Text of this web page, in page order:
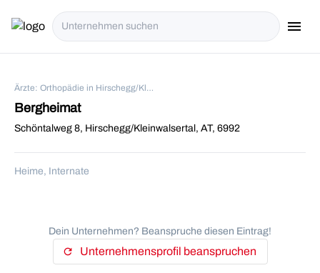
menu
Ärzte: Orthopädie in Hirschegg/Kleinwalsertal
Bergheimat
Schöntalweg 8, Hirschegg/Kleinwalsertal, AT, 6992
Heime, Internate
Dein Unternehmen? Beanspruche diesen Eintrag!
refresh Unternehmensprofil beanspruchen